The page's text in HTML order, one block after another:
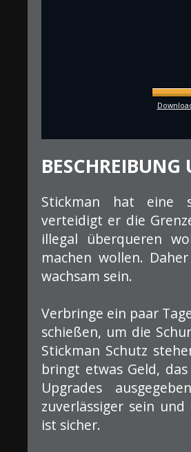
BESCHREIBUNG
Stickman hat eine
verteidigt er die
illegal überqueren
machen wollen.
wachsam sein.
Verbringe ein paar
schießen, um die
Stickman Schutz
bringt etwas Geld,
Upgrades
zuverlässiger sein
ist sicher.